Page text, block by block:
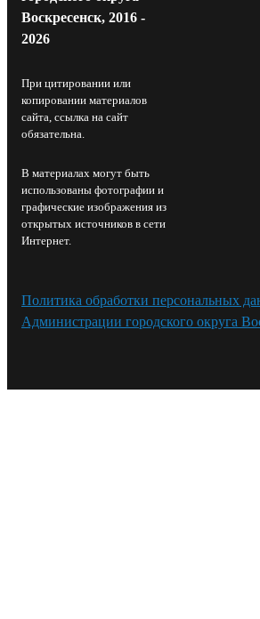
Воскресенск, 2016 -
2026
При цитировании или
копировании материалов
сайта, ссылка на сайт
обязательна.
В материалах могут быть
использованы фотографии и
графические изображения из
открытых источников в сети
Интернет.
Политика обработки персональных
Администрации городского округа